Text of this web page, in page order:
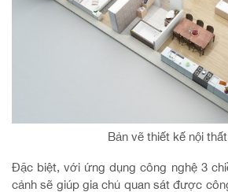
Bản vẽ thiết kế nội
Đặc biệt, với ứng dụng công nghệ 3
cảnh sẽ giúp gia chủ quan sát được